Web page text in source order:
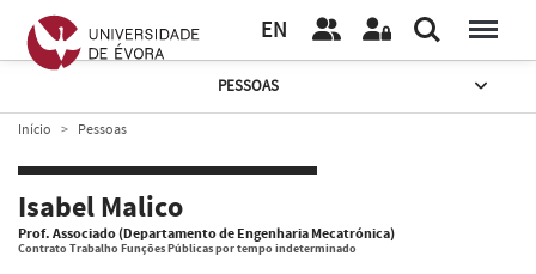
EN
PESSOAS
Início Pessoas
Isabel Malico
Prof. Associado (Departamento de Engenharia Mecatrónica)
Contrato Trabalho Funções Públicas por tempo indeterminado